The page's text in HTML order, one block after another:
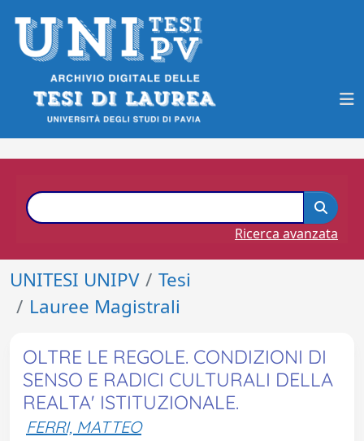
Ricerca avanzata
UNITESI UNIPV
Tesi
Lauree Magistrali
OLTRE LE REGOLE. CONDIZIONI DI
SENSO E RADICI CULTURALI DELLA
REALTA' ISTITUZIONALE.
FERRI, MATTEO